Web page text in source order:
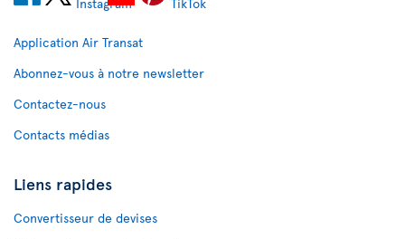
Application Air Transat
Abonnez-vous à notre newsletter
Contactez-nous
Contacts médias
Liens rapides
Convertisseur de devises